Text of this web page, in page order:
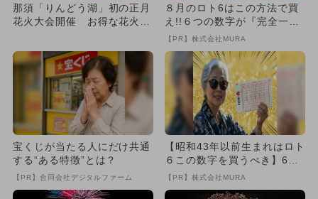
那須「りんどう湖」初の正月
花火大会開催 お得な花火割
８月のロト6はこの方法で買
え!!６つの数字が『完全一
致』する方法
【PR】株式会社MURA
宝くじが当たる人にだけ共通
する“ある特徴”とは？
【PR】合同会社デジタルファーム
【昭和43年以前生まれはロト
６この数字を買うべき】6つ
の数字が「完全一致」する
【PR】株式会社MURA